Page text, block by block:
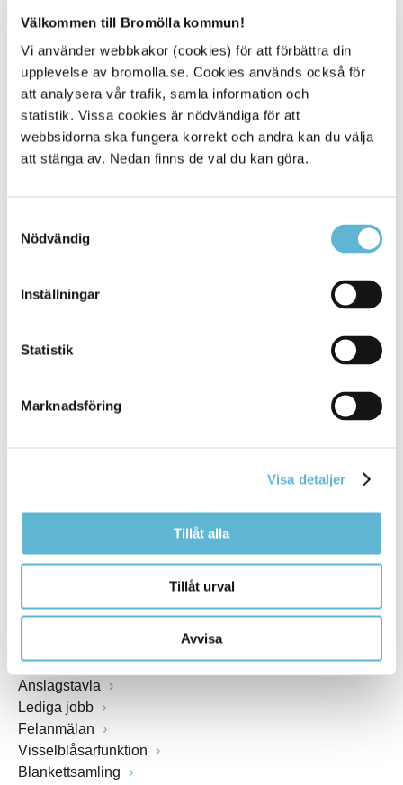
Välkommen till Bromölla kommun!
Vi använder webbkakor (cookies) för att förbättra din
upplevelse av bromolla.se. Cookies används också för
att analysera vår trafik, samla information och
statistik. Vissa cookies är nödvändiga för att
webbsidorna ska fungera korrekt och andra kan du välja
att stänga av. Nedan finns de val du kan göra.
Nödvändig
Inställningar
Statistik
Marknadsföring
Visa detaljer
Tillåt alla
Tillåt urval
Avvisa
Skriv ut
Kommunhuset, Storgatan 48
E-post
Växel: 0456-82 20 00
Org.nr: 212000-0894
SNABBVAL
Öppettider växel och reception i kommunhuset
Anslagstavla
Lediga jobb
Felanmälan
Visselblåsarfunktion
Blankettsamling